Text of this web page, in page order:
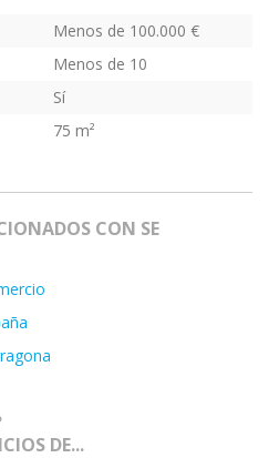
Menos de 100.000 €
Menos de 10
Sí
75 m²
CON SE
DE...